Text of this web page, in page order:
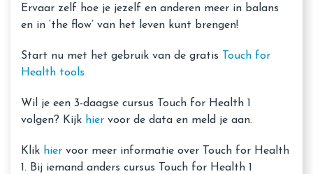
Ervaar zelf hoe je jezelf en anderen meer in balans
en in ‘the flow’ van het leven kunt brengen!
Start nu met het gebruik van de gratis
Touch for
Health tools
Wil je een 3-daagse cursus Touch for Health 1
volgen? Kijk hier voor de data en meld je aan.
Klik hier voor meer informatie over Touch for Health
1. Bij iemand anders cursus Touch for Health 1